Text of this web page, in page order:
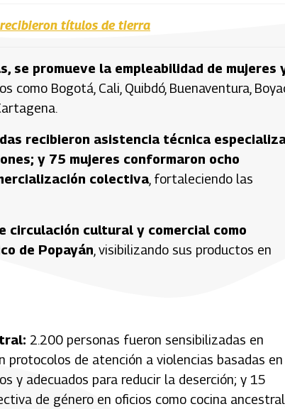
títulos de tierra
se promueve la empleabilidad de mujeres
como Bogotá, Cali, Quibdó, Buenaventura,
recibieron asistencia técnica
y 75 mujeres conformaron ocho
colectiva , fortaleciendo las
circulación cultural y comercial como
de Popayán , visibilizando sus productos en
2.200 personas fueron sensibilizadas en
protocolos de atención a violencias basadas en
y adecuados para reducir la deserción; y 15
de género en oficios como cocina